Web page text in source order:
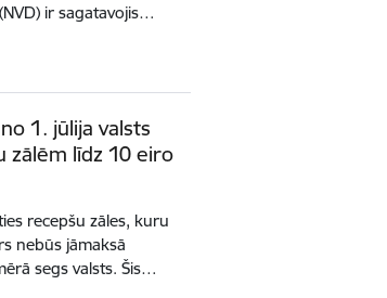
ir sagatavojis…
1. jūlija valsts
zālēm līdz 10 eiro
recepšu zāles, kuru
nebūs jāmaksā
segs valsts. Šis…